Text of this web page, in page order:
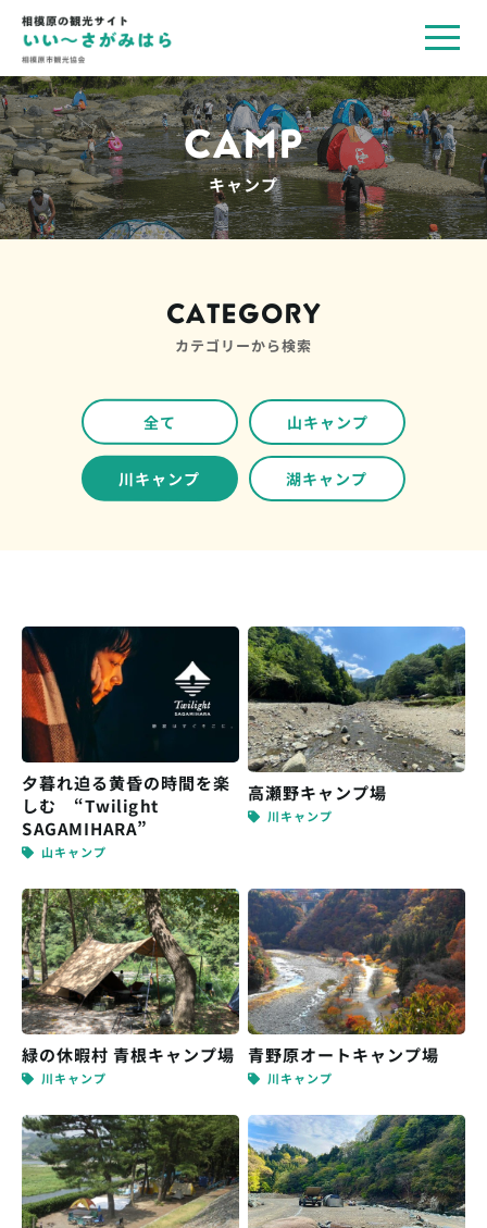
CAMP
キャンプ
CATEGORY
カテゴリーから検索
全て 山キャンプ
川キャンプ 湖キャンプ
夕暮れ迫る黄昏の時間を楽
しむ “Twilight
SAGAMIHARA”
山キャンプ
高瀬野キャンプ場
川キャンプ
緑の休暇村 青根キャンプ場
川キャンプ
青野原オートキャンプ場
川キャンプ